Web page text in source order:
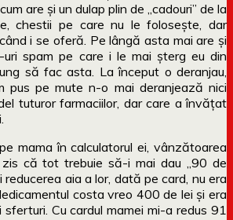
are și un dulap plin de „cadouri” de la
chestii pe care nu le folosește, dar
i se oferă. Pe lângă asta mai are și
uri spam pe care i le mai șterg eu din
să fac asta. La început o deranjau,
pus pe mute n-o mai deranjează nici
tuturor farmaciilor, dar care a învățat
mama în calculatorul ei, vânzătoarea
că tot trebuie să-i mai dau „90 de
reducerea aia a lor, dată pe card, nu era
costa vreo 400 de lei și era
Cu cardul mamei mi-a redus 91